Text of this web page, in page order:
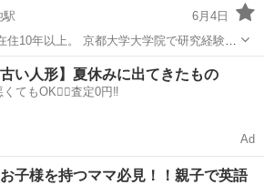
駅
6月4日
住10年以上。 京都大学大学院で研究経験が
ま
池駅 その他 TOEIC
古い人形】夏休みに出てきたもの
てもOK🙆‍♀️査定0円‼️
Ad
子様を持つママ必見！！親子で英語